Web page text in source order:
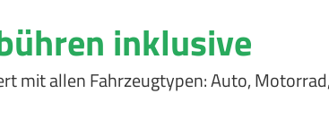
inklusive
mit allen Fahrzeugtypen: Auto,